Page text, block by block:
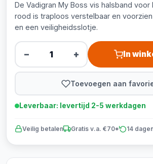
De Vadigran My Boss vis halsband voor
rood is traploos verstelbaar en
en een veiligheidsslotje.
− + In
Toevoegen aan
Leverbaar: levertijd 2-5 werkdagen
Veilig betalen Gratis v.a. €70* 14